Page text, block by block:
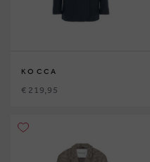
KOCCA
€ 219,95